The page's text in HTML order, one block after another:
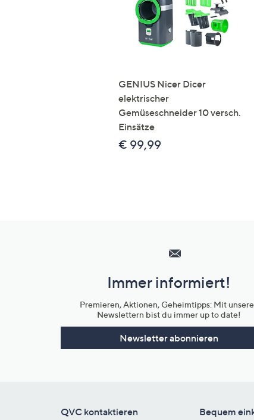
GENIUS Nicer Dicer
elektrischer
Gemüseschneider 10 versch.
Einsätze
€ 99,99
Unternehmensinformationen
Immer informiert!
Premieren, Aktionen, Geheimtipps: Mit
Newslettern bist du immer up to date!
Newsletter abonnieren
QVC kontaktieren Bequem